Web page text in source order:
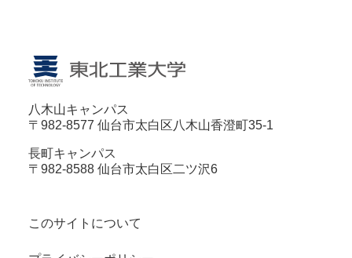
八木山キャンパス
〒982-8577 仙台市太白区八木山香澄町35-1
長町キャンパス
〒982-8588 仙台市太白区二ツ沢6
このサイトについて